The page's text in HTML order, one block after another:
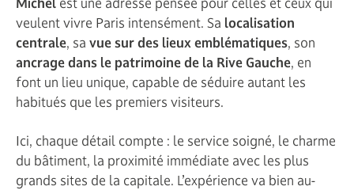
veulent vivre Paris intensément. Sa localisation
centrale, sa vue sur des lieux emblématiques, son
ancrage dans le patrimoine de la Rive Gauche, en
font un lieu unique, capable de séduire autant les
habitués que les premiers visiteurs.
Ici, chaque détail compte : le service soigné, le charme
du bâtiment, la proximité immédiate avec les plus
grands sites de la capitale. L’expérience va bien au-